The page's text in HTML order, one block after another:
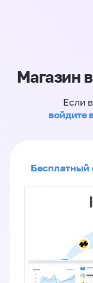
Магазин
Если
войдите
Бесплатный